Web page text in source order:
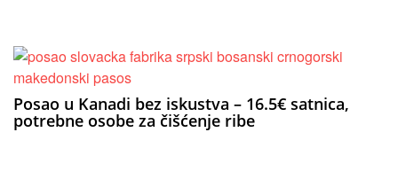
Posao u Kanadi bez iskustva – 16.5€ satnica,
potrebne osobe za čišćenje ribe